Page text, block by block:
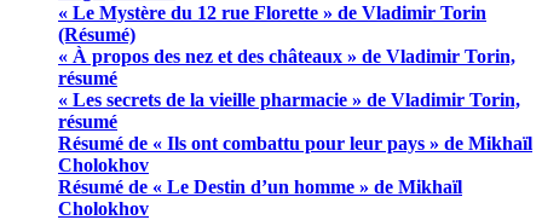
« Le Mystère du 12 rue Florette » de Vladimir Torin
(Résumé)
« À propos des nez et des châteaux » de Vladimir Torin,
résumé
« Les secrets de la vieille pharmacie » de Vladimir Torin,
résumé
Résumé de « Ils ont combattu pour leur pays » de Mikhaïl
Cholokhov
Résumé de « Le Destin d’un homme » de Mikhaïl
Cholokhov